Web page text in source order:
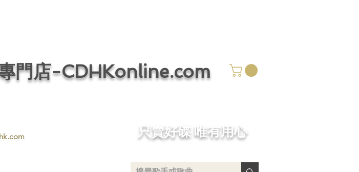
門店-CDHKonline.com
​只賣好碟 唯有用心